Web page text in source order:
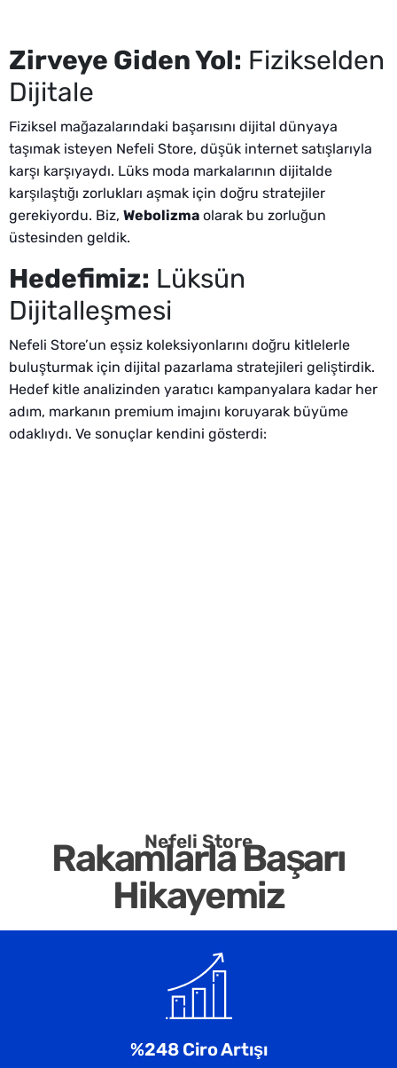
Zirveye Giden Yol: Fizikselden
Dijitale
Fiziksel mağazalarındaki başarısını dijital dünyaya
taşımak isteyen Nefeli Store, düşük internet satışlarıyla
karşı karşıyaydı. Lüks moda markalarının dijitalde
karşılaştığı zorlukları aşmak için doğru stratejiler
gerekiyordu. Biz, Webolizma olarak bu zorluğun
üstesinden geldik.
Hedefimiz: Lüksün
Dijitalleşmesi
Nefeli Store’un eşsiz koleksiyonlarını doğru kitlelerle
buluşturmak için dijital pazarlama stratejileri geliştirdik.
Hedef kitle analizinden yaratıcı kampanyalara kadar her
adım, markanın premium imajını koruyarak büyüme
odaklıydı. Ve sonuçlar kendini gösterdi:
Nefeli Store
Rakamlarla Başarı
Hikayemiz
%248 Ciro Artışı